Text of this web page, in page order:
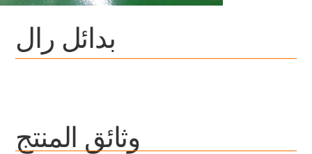
بدائل رال
وثائق المنتج